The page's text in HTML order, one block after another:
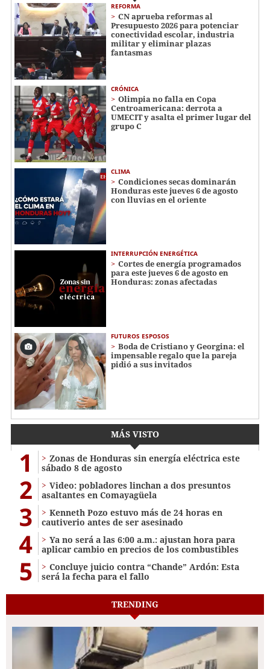
REFORMA
CN aprueba reformas al
Presupuesto 2026 para potenciar
conectividad escolar, industria
militar y eliminar plazas
fantasmas
CRÓNICA
Olimpia no falla en Copa
Centroamericana: derrota a
UMECIT y asalta el primer lugar del
grupo C
CLIMA
Condiciones secas dominarán
Honduras este jueves 6 de agosto
con lluvias en el oriente
INTERRUPCIÓN ENERGÉTICA
Cortes de energía programados
para este jueves 6 de agosto en
Honduras: zonas afectadas
FUTUROS ESPOSOS
Boda de Cristiano y Georgina: el
impensable regalo que la pareja
pidió a sus invitados
MÁS VISTO
1
Zonas de Honduras sin energía eléctrica este
sábado 8 de agosto
2
Video: pobladores linchan a dos presuntos
asaltantes en Comayagüela
3
Kenneth Pozo estuvo más de 24 horas en
cautiverio antes de ser asesinado
4
Ya no será a las 6:00 a.m.: ajustan hora para
aplicar cambio en precios de los combustibles
5
Concluye juicio contra “Chande” Ardón: Esta
será la fecha para el fallo
TRENDING